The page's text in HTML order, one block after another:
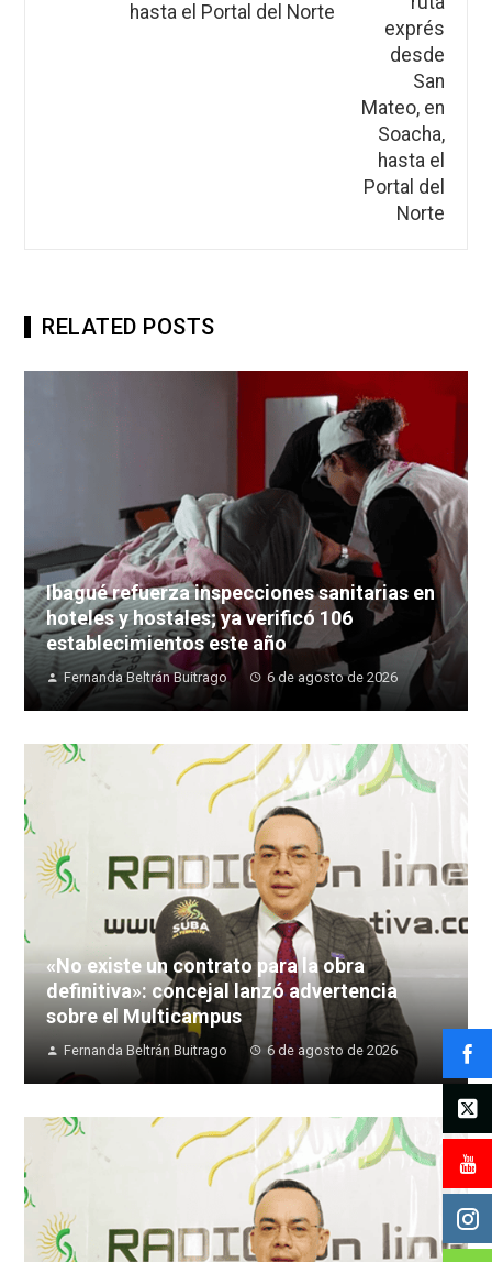
hasta el Portal del Norte
RELATED POSTS
Ibagué refuerza inspecciones sanitarias en
hoteles y hostales; ya verificó 106
establecimientos este año
Fernanda Beltrán Buitrago 6 de agosto de 2026
«No existe un contrato para la obra
definitiva»: concejal lanzó advertencia
sobre el Multicampus
Fernanda Beltrán Buitrago 6 de agosto de 2026